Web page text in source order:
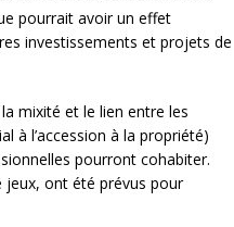
pourrait avoir un effet
investissements et projets de
mixité et le lien entre les
à l’accession à la propriété)
pourront cohabiter.
jeux, ont été prévus pour